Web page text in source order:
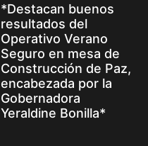
*Destacan buenos
resultados del
Operativo Verano
Seguro en mesa de
Construcción de Paz,
encabezada por la
Gobernadora
Yeraldine Bonilla*